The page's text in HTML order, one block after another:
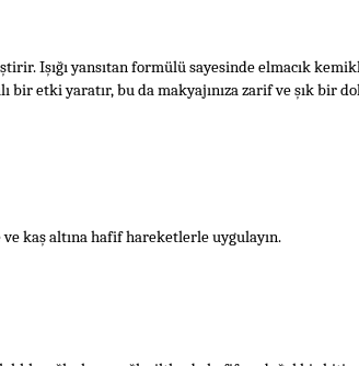
Işığı yansıtan formülü sayesinde elmacık
bir etki yaratır, bu da makyajınıza zarif ve şık bir
kaş altına hafif hareketlerle uygulayın.